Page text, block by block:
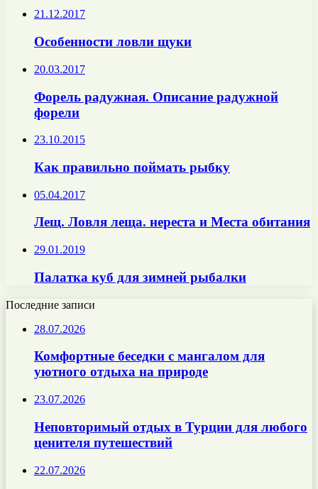
21.12.2017
Особенности ловли щуки
20.03.2017
Форель радужная. Описание радужной
форели
23.10.2015
Как правильно поймать рыбку
05.04.2017
Лещ. Ловля леща. нереста и Места обитания
29.01.2019
Палатка куб для зимней рыбалки
Последние записи
28.07.2026
Комфортные беседки с мангалом для
уютного отдыха на природе
23.07.2026
Неповторимый отдых в Турции для любого
ценителя путешествий
22.07.2026